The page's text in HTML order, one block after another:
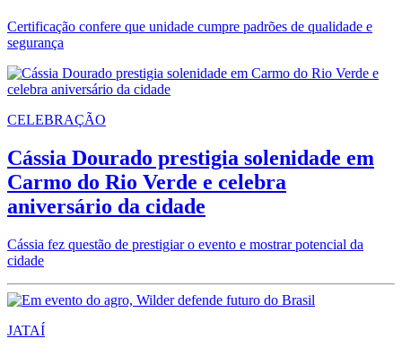
Certificação confere que unidade cumpre padrões de qualidade e
segurança
CELEBRAÇÃO
Cássia Dourado prestigia solenidade em
Carmo do Rio Verde e celebra
aniversário da cidade
Cássia fez questão de prestigiar o evento e mostrar potencial da
cidade
JATAÍ